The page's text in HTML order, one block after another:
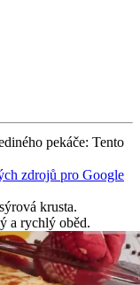
pekáče: Tento
zdrojů pro Google
krusta.
a rychlý oběd.